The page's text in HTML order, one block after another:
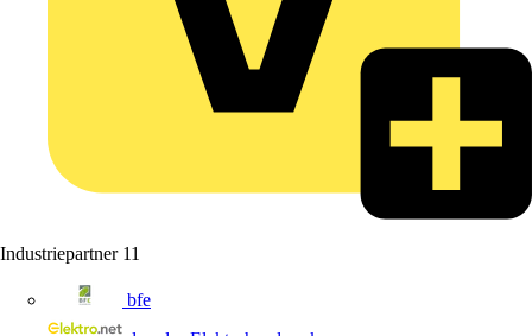
Industriepartner 11
bfe